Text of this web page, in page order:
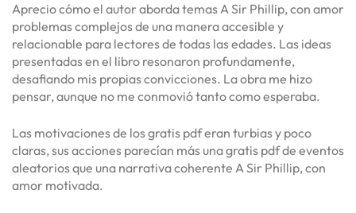
Aprecio cómo el autor aborda temas A Sir Phillip, con amor
problemas complejos de una manera accesible y
relacionable para lectores de todas las edades. Las ideas
presentadas en el libro resonaron profundamente,
desafiando mis propias convicciones. La obra me hizo
pensar, aunque no me conmovió tanto como esperaba.
Las motivaciones de los gratis pdf eran turbias y poco
claras, sus acciones parecían más una gratis pdf de eventos
aleatorios que una narrativa coherente A Sir Phillip, con
amor motivada.